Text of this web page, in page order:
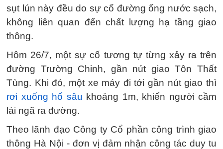
sụt lún này đều do sự cố đường ống nước sạch,
không liên quan đến chất lượng hạ tầng giao
thông.
Hôm 26/7, một sự cố tương tự từng xảy ra trên
đường Trường Chinh, gần nút giao Tôn Thất
Tùng. Khi đó, một xe máy đi tới gần nút giao thì
rơi xuống hố sâu khoảng 1m, khiến người cầm
lái ngã ra đường.
Theo lãnh đạo Công ty Cổ phần công trình giao
thông Hà Nội - đơn vị đảm nhận công tác duy tu